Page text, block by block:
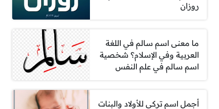
روزان
ما معنى اسم سالم في اللغة
العربية وفي الإسلام؟ شخصية
اسم سالم في علم النفس
أجمل اسم تركي للأولاد والبنات